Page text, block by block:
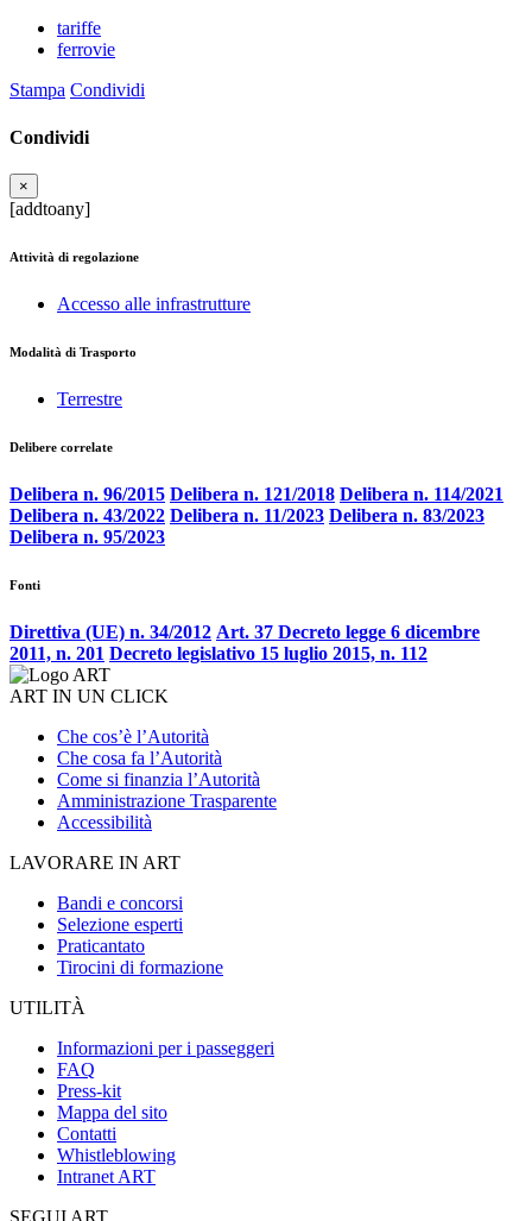
tariffe
ferrovie
Stampa Condividi
Condividi
×
[addtoany]
Attività di regolazione
Accesso alle infrastrutture
Modalità di Trasporto
Terrestre
Delibere correlate
Delibera n. 96/2015 Delibera n. 121/2018 Delibera n. 114/2021
Delibera n. 43/2022 Delibera n. 11/2023 Delibera n. 83/2023
Delibera n. 95/2023
Fonti
Direttiva (UE) n. 34/2012 Art. 37 Decreto legge 6 dicembre
2011, n. 201 Decreto legislativo 15 luglio 2015, n. 112
ART IN UN CLICK
Che cos’è l’Autorità
Che cosa fa l’Autorità
Come si finanzia l’Autorità
Amministrazione Trasparente
Accessibilità
LAVORARE IN ART
Bandi e concorsi
Selezione esperti
Praticantato
Tirocini di formazione
UTILITÀ
Informazioni per i passeggeri
FAQ
Press-kit
Mappa del sito
Contatti
Whistleblowing
Intranet ART
SEGUI ART